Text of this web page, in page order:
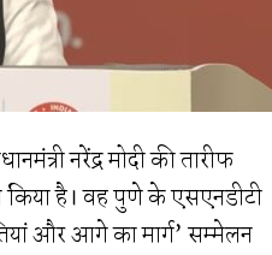
नरेंद्र मोदी की तारीफ
किया है। वह पुणे के एसएनडीटी
और आगे का मार्ग’ सम्मेलन